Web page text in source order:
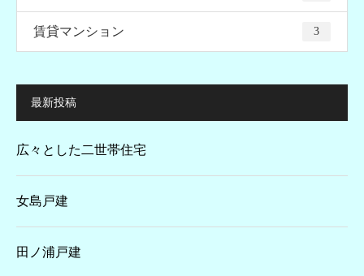
賃貸マンション 3
最新投稿
広々とした二世帯住宅
女島戸建
田ノ浦戸建